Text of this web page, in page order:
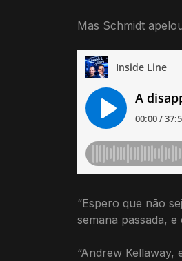
Mas Schmidt
“Espero que não
semana passada,
“Andrew